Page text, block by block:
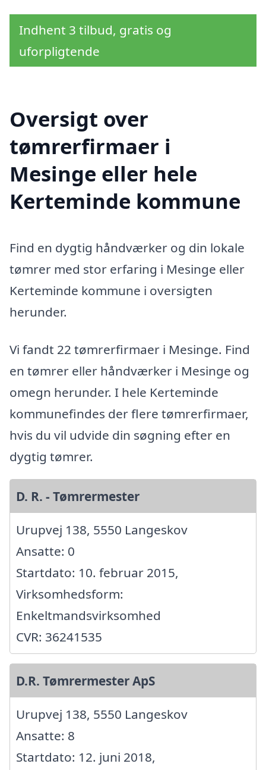
Indhent 3 tilbud, gratis og
uforpligtende
Oversigt over
tømrerfirmaer i
Mesinge eller hele
Kerteminde kommune
Find en dygtig håndværker og din lokale
tømrer med stor erfaring i Mesinge eller
Kerteminde kommune i oversigten
herunder.
Vi fandt 22 tømrerfirmaer i Mesinge. Find
en tømrer eller håndværker i Mesinge og
omegn herunder. I hele Kerteminde
kommunefindes der flere tømrerfirmaer,
hvis du vil udvide din søgning efter en
dygtig tømrer.
D. R. - Tømrermester
Urupvej 138, 5550 Langeskov
Ansatte: 0
Startdato: 10. februar 2015,
Virksomhedsform:
Enkeltmandsvirksomhed
CVR: 36241535
D.R. Tømrermester ApS
Urupvej 138, 5550 Langeskov
Ansatte: 8
Startdato: 12. juni 2018,